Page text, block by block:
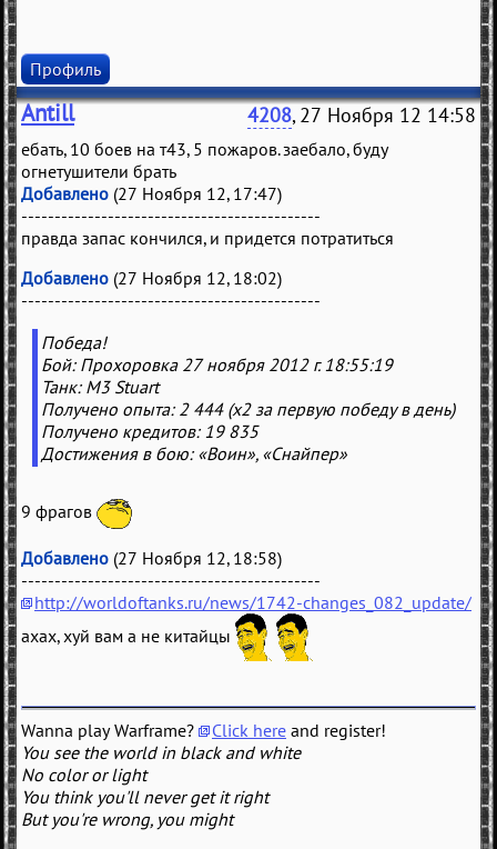
Профиль
Antill 4208, 27 Ноября 12 14:58
ебать, 10 боев на т43, 5 пожаров. заебало, буду
огнетушители брать
Добавлено (27 Ноября 12, 17:47)
---------------------------------------------
правда запас кончился, и придется потратиться
Добавлено (27 Ноября 12, 18:02)
---------------------------------------------
Победа!
Бой: Прохоровка 27 ноября 2012 г. 18:55:19
Танк: M3 Stuart
Получено опыта: 2 444 (x2 за первую победу в день)
Получено кредитов: 19 835
Достижения в бою: «Воин», «Снайпер»
9 фрагов
Добавлено (27 Ноября 12, 18:58)
---------------------------------------------
http://worldoftanks.ru/news/1742-changes_082_update/
ахах, хуй вам а не китайцы
Wanna play Warframe? Click here and register!
You see the world in black and white
No color or light
You think you'll never get it right
But you're wrong, you might